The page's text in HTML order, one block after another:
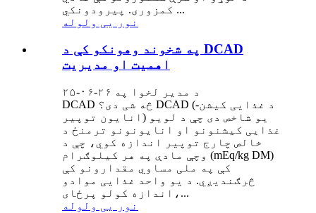
کمزوری. پیرودونکي ...
نور یی ولوله
په شخوند وهونکو کې د DCAD
اهمیت او مدیریت
د مدیر لخوا په ۲۶-۰۶-۲۵
DCAD څه شی دی؟ DCAD (د غذایی کیشن-
انایون توپیر) یو شاخص دی چې د لویو
غذایی کیشنونو او انایونونو ترمنځ د
خالص چارج توپیر اندازه کوي، چې د
وچې مادې په هر کیلوګرام (mEq/kg DM)
کې په ملی مساوي مقدارونو کې
څرګندیږي. د یو واحد غذایی موادو
اندازه کولو پرځای،...
نور یی ولوله